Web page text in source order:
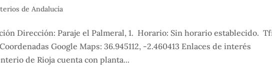
de Andalucía
Dirección: Paraje el Palmeral, 1. Horario: Sin horario establecido.
Google Maps: 36.945112, -2.460413 Enlaces de interés
de Rioja cuenta con planta...